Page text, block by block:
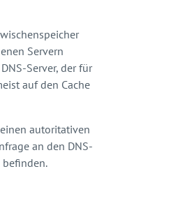
Servern
Server, der für
auf den Cache
autoritativen
an den DNS-
befinden.